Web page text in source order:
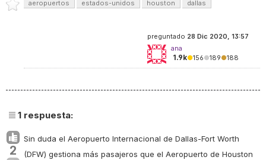
aeropuertos estados-unidos houston dallas
preguntado 28 Dic 2020, 13:57
ana
1.9k●156●189●188
1 respuesta:
2
Sin duda el Aeropuerto Internacional de Dallas-Fort Worth
(DFW) gestiona más pasajeros que el Aeropuerto de Houston